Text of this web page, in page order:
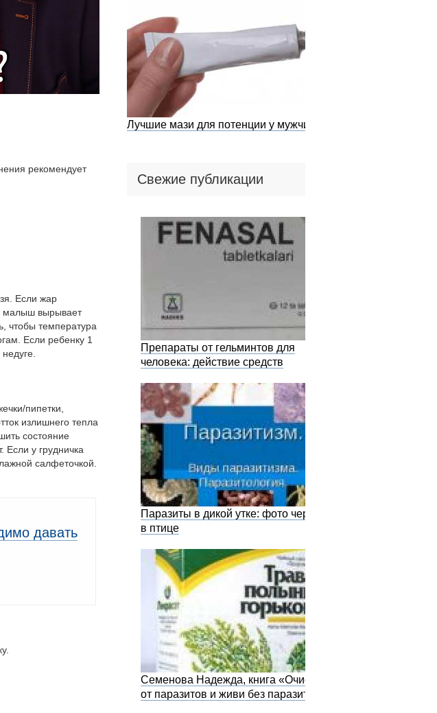
рекомендует
Если жар
малыш вырывает
чтобы температура
Если ребенку 1
пипетки,
излишнего тепла
состояние
Если у грудничка
салфеточкой.
давать
Лучшие мази для потенции у мужчин
Свежие публикации
Препараты от гельминтов для
человека: действие средств
Паразиты в дикой утке: фото червей
в птице
Семенова Надежда, книга «Очистись
от паразитов и живи без паразитов»